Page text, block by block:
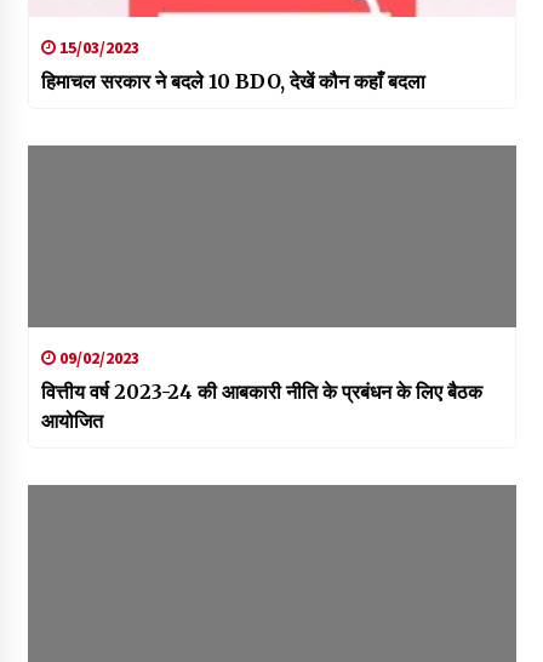
15/03/2023
हिमाचल सरकार ने बदले 10 BDO, देखें कौन कहाँ बदला
09/02/2023
वित्तीय वर्ष 2023-24 की आबकारी नीति के प्रबंधन के लिए बैठक
आयोजित